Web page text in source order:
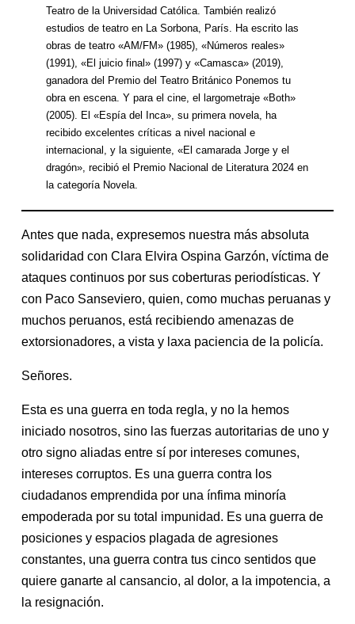
Teatro de la Universidad Católica. También realizó
estudios de teatro en La Sorbona, París. Ha escrito las
obras de teatro «AM/FM» (1985), «Números reales»
(1991), «El juicio final» (1997) y «Camasca» (2019),
ganadora del Premio del Teatro Británico Ponemos tu
obra en escena. Y para el cine, el largometraje «Both»
(2005). El «Espía del Inca», su primera novela, ha
recibido excelentes críticas a nivel nacional e
internacional, y la siguiente, «El camarada Jorge y el
dragón», recibió el Premio Nacional de Literatura 2024 en
la categoría Novela.
Antes que nada, expresemos nuestra más absoluta
solidaridad con Clara Elvira Ospina Garzón, víctima de
ataques continuos por sus coberturas periodísticas. Y
con Paco Sanseviero, quien, como muchas peruanas y
muchos peruanos, está recibiendo amenazas de
extorsionadores, a vista y laxa paciencia de la policía.
Señores.
Esta es una guerra en toda regla, y no la hemos
iniciado nosotros, sino las fuerzas autoritarias de uno y
otro signo aliadas entre sí por intereses comunes,
intereses corruptos. Es una guerra contra los
ciudadanos emprendida por una ínfima minoría
empoderada por su total impunidad. Es una guerra de
posiciones y espacios plagada de agresiones
constantes, una guerra contra tus cinco sentidos que
quiere ganarte al cansancio, al dolor, a la impotencia, a
la resignación.